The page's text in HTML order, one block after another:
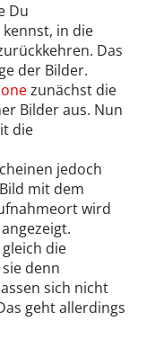
Du
in die
Das
der Bilder.
zunächst die
Bilder aus. Nun
die
jedoch
mit dem
wird
die
denn
sich nicht
geht allerdings